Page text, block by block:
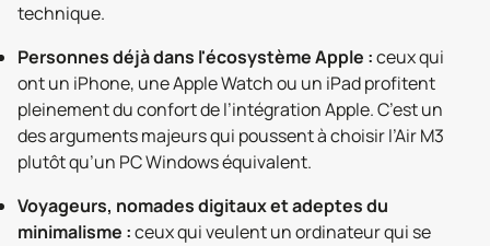
technique.
Personnes déjà dans l'écosystème Apple :ceux qui
ont un iPhone, une Apple Watch ou un iPad profitent
pleinement du confort de l’intégration Apple. C’est un
des arguments majeurs qui poussent à choisir l’Air M3
plutôt qu’un PC Windows équivalent.
Voyageurs, nomades digitaux et adeptes du
minimalisme :ceux qui veulent un ordinateur qui se